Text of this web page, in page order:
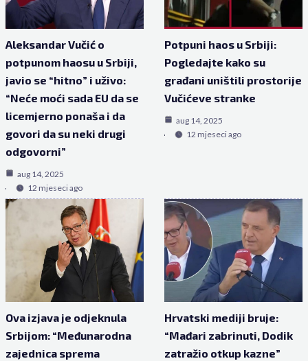
Aleksandar Vučić o
potpunom haosu u Srbiji,
javio se “hitno” i uživo:
“Neće moći sada EU da se
licemjerno ponaša i da
govori da su neki drugi
odgovorni”
aug 14, 2025
12 mjeseci ago
Potpuni haos u Srbiji:
Pogledajte kako su
građani uništili prostorije
Vučićeve stranke
aug 14, 2025
12 mjeseci ago
Ova izjava je odjeknula
Srbijom: “Međunarodna
zajednica sprema
Hrvatski mediji bruje:
“Mađari zabrinuti, Dodik
zatražio otkup kazne”